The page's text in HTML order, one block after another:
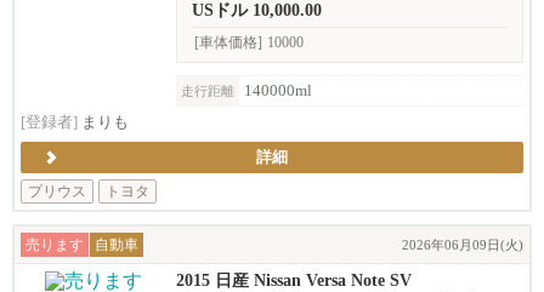
USドル 10,000.00
[車体価格] 10000
走行距離
140000ml
[登録者] まりも
詳細
プリウス
トヨタ
売ります 自動車 2026年06月09日(火)
2015 日産 Nissan Versa Note SV